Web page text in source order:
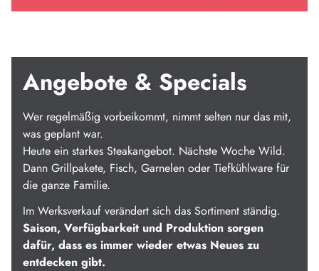
Angebote & Specials
Wer regelmäßig vorbeikommt, nimmt selten nur das mit,
was geplant war.
Heute ein starkes Steakangebot. Nächste Woche Wild.
Dann Grillpakete, Fisch, Garnelen oder Tiefkühlware für
die ganze Familie.
Im Werksverkauf verändert sich das Sortiment ständig.
Saison, Verfügbarkeit und Produktion sorgen
dafür, dass es immer wieder etwas Neues zu
entdecken gibt.